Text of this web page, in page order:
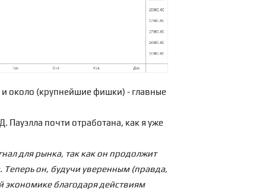
около (крупнейшие фишки) - главные
почти отработана, как я уже
для рынка, так как он продолжит
Теперь он, будучи уверенным (правда,
экономике благодаря действиям